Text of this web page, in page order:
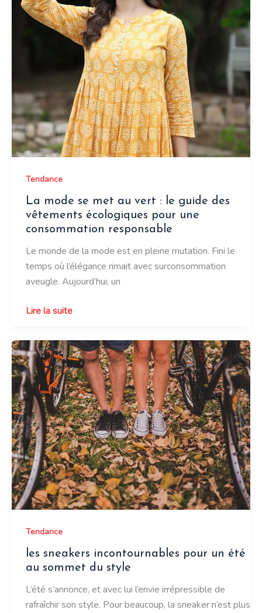
Tendance
La mode se met au vert : le guide des
vêtements écologiques pour une
consommation responsable
Le monde de la mode est en pleine mutation. Fini le
temps où l’élégance rimait avec surconsommation
aveugle. Aujourd’hui, un
La
se
met
au
vert
:
le
guide
des
vêtements
écologiques
pour
une
Lire la suite
Tendance
les sneakers incontournables pour un été
au sommet du style
L’été s’annonce, et avec lui l’envie irrépressible de
rafraîchir son style. Pour beaucoup, la sneaker n’est plus